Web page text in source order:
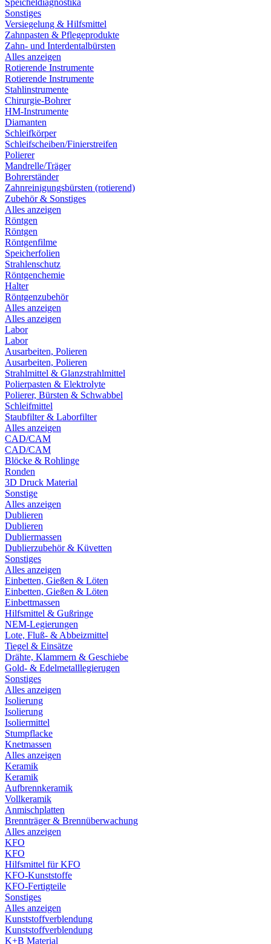
Speicheldiagnostika
Sonstiges
Versiegelung & Hilfsmittel
Zahnpasten & Pflegeprodukte
Zahn- und Interdentalbürsten
Alles anzeigen
Rotierende Instrumente
Rotierende Instrumente
Stahlinstrumente
Chirurgie-Bohrer
HM-Instrumente
Diamanten
Schleifkörper
Schleifscheiben/Finierstreifen
Polierer
Mandrelle/Träger
Bohrerständer
Zahnreinigungsbürsten (rotierend)
Zubehör & Sonstiges
Alles anzeigen
Röntgen
Röntgen
Röntgenfilme
Speicherfolien
Strahlenschutz
Röntgenchemie
Halter
Röntgenzubehör
Alles anzeigen
Alles anzeigen
Labor
Labor
Ausarbeiten, Polieren
Ausarbeiten, Polieren
Strahlmittel & Glanzstrahlmittel
Polierpasten & Elektrolyte
Polierer, Bürsten & Schwabbel
Schleifmittel
Staubfilter & Laborfilter
Alles anzeigen
CAD/CAM
CAD/CAM
Blöcke & Rohlinge
Ronden
3D Druck Material
Sonstige
Alles anzeigen
Dublieren
Dublieren
Dubliermassen
Dublierzubehör & Küvetten
Sonstiges
Alles anzeigen
Einbetten, Gießen & Löten
Einbetten, Gießen & Löten
Einbettmassen
Hilfsmittel & Gußringe
NEM-Legierungen
Lote, Fluß- & Abbeizmittel
Tiegel & Einsätze
Drähte, Klammern & Geschiebe
Gold- & Edelmetalllegierugen
Sonstiges
Alles anzeigen
Isolierung
Isolierung
Isoliermittel
Stumpflacke
Knetmassen
Alles anzeigen
Keramik
Keramik
Aufbrennkeramik
Vollkeramik
Anmischplatten
Brennträger & Brennüberwachung
Alles anzeigen
KFO
KFO
Hilfsmittel für KFO
KFO-Kunststoffe
KFO-Fertigteile
Sonstiges
Alles anzeigen
Kunststoffverblendung
Kunststoffverblendung
K+B Material